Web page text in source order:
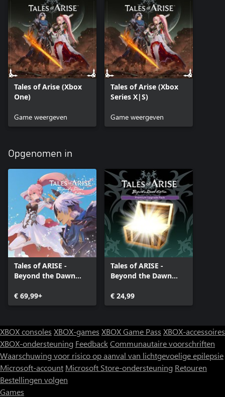
Tales of Arise (Xbox
One)
Game weergeven
Tales of Arise (Xbox
Series X|S)
Game weergeven
Opgenomen in
Tales of ARISE -
Beyond the Dawn
€ 69,99+
Tales of ARISE -
Beyond the Dawn
Pack
€ 24,99
XBOX consoles XBOX-games XBOX Game Pass XBOX-accessoires
XBOX-ondersteuning FeedbackCommunautaire voorschriften
Waarschuwing voor risico op aanval van lichtgevoelige epilepsie
Microsoft-account Microsoft Store-ondersteuning Retouren
Bestellingen volgen
Games